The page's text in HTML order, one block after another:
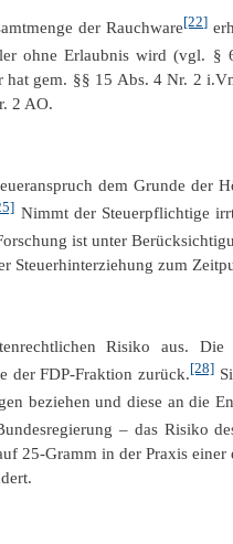
der Rauchware[22]
ohne Erlaubnis wird (vgl. §
gem. §§ 15 Abs. 4 Nr. 2
2 AO.
dem Grunde
Nimmt der Steuerpflichtige
ist unter
Steuerhinterziehung zum
Risiko aus.
der FDP-Fraktion zurück.[28]
beziehen und diese an die
– das Risiko
25-Gramm in der Praxis